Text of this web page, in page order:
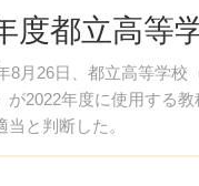
度都立高等
月26日、都立高等学校
が2022年度に使用する
と判断した。